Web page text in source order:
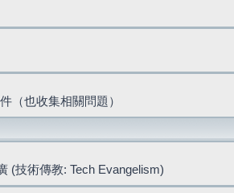
（也收集相關問題）
(技術傳教: Tech Evangelism)